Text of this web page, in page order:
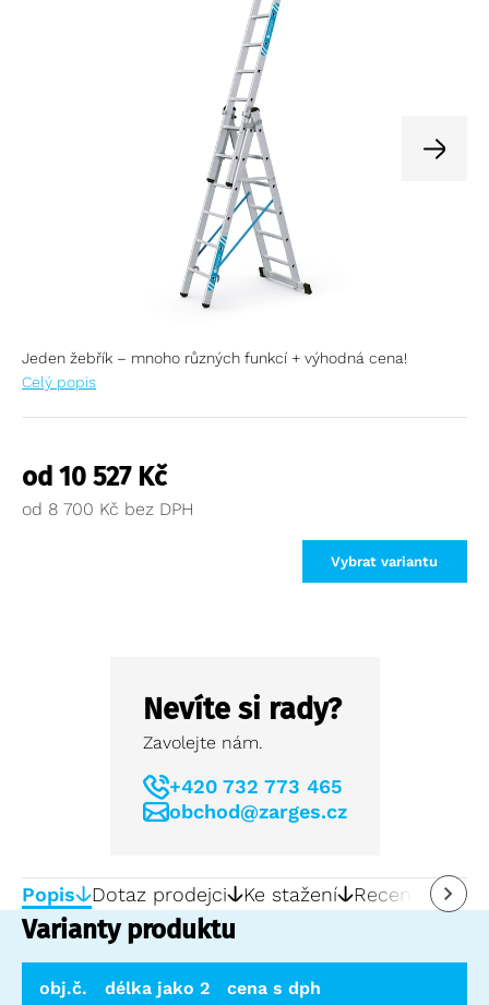
Jeden žebřík – mnoho různých funkcí + výhodná cena!
Celý popis
od 10 527 Kč
od 8 700 Kč
Vybrat variantu
Nevíte si rady?
Zavolejte nám.
+420 732 773 465
obchod@zarges.cz
Popis Dotaz prodejci Ke stažení Recenze 0
Varianty produktu
obj.č. délka jako 2-dílný (m) délka jako 3-dílný
cena s dph